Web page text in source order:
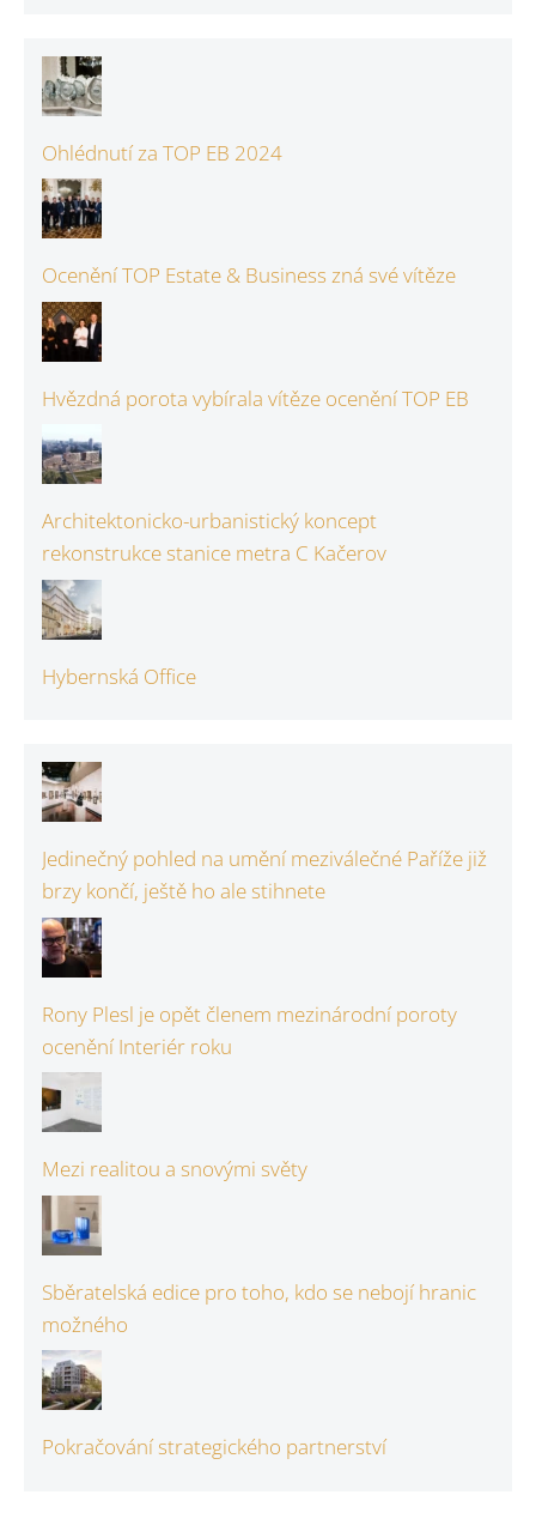
Ohlédnutí za TOP EB 2024
Ocenění TOP Estate & Business zná své vítěze
Hvězdná porota vybírala vítěze ocenění TOP EB
Architektonicko-urbanistický koncept
rekonstrukce stanice metra C Kačerov
Hybernská Office
Jedinečný pohled na umění meziválečné Paříže již
brzy končí, ještě ho ale stihnete
Rony Plesl je opět členem mezinárodní poroty
ocenění Interiér roku
Mezi realitou a snovými světy
Sběratelská edice pro toho, kdo se nebojí hranic
možného
Pokračování strategického partnerství